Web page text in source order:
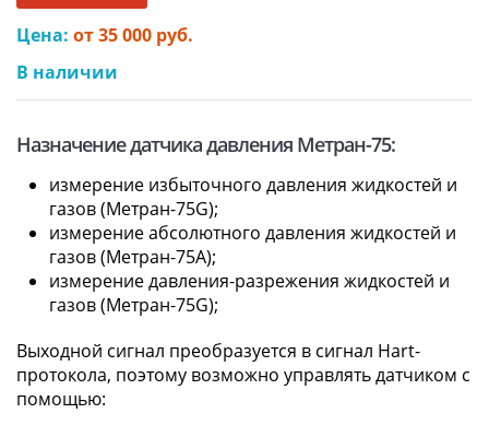
Цена: от 35 000 руб.
В наличии
Назначение датчика давления Метран-75:
измерение избыточного давления жидкостей и
газов (Метран-75G);
измерение абсолютного давления жидкостей и
газов (Метран-75A);
измерение давления-разрежения жидкостей и
газов (Метран-75G);
Выходной сигнал преобразуется в сигнал Hart-
протокола, поэтому возможно управлять датчиком с
помощью: